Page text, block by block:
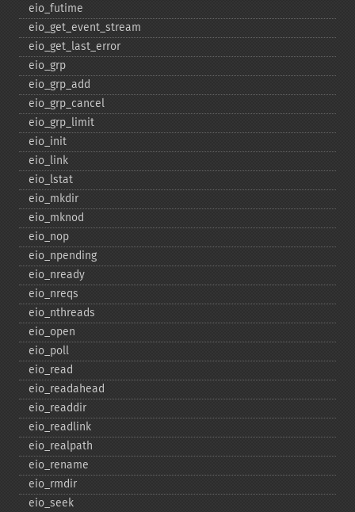
eio_​futime
eio_​get_​event_​stream
eio_​get_​last_​error
eio_​grp
eio_​grp_​add
eio_​grp_​cancel
eio_​grp_​limit
eio_​init
eio_​link
eio_​lstat
eio_​mkdir
eio_​mknod
eio_​nop
eio_​npending
eio_​nready
eio_​nreqs
eio_​nthreads
eio_​open
eio_​poll
eio_​read
eio_​readahead
eio_​readdir
eio_​readlink
eio_​realpath
eio_​rename
eio_​rmdir
eio_​seek